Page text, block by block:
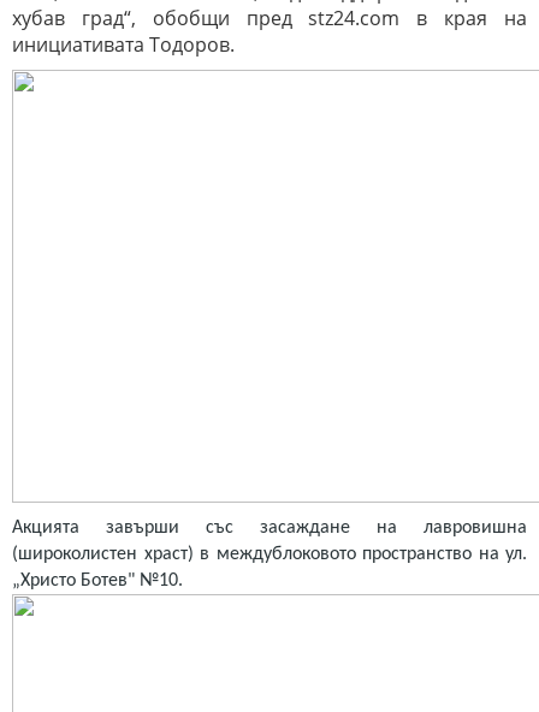
хубав град“, обобщи пред stz24.com в края на
инициативата Тодоров.
Акцията завърши със засаждане на лавровишна
(широколистен храст) в междублоковото пространство на ул.
„Христо Ботев" №10.